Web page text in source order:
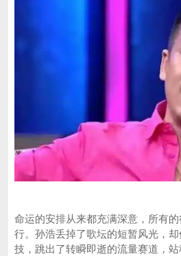
命运的安排从来都充满深意，所有
行。孙浩丢掉了歌坛的短暂风光，
技，跳出了转瞬即逝的流量赛道，